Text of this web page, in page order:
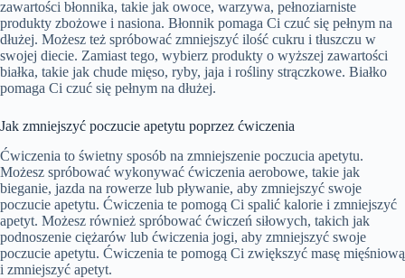
zawartości błonnika, takie jak owoce, warzywa, pełnoziarniste
produkty zbożowe i nasiona. Błonnik pomaga Ci czuć się pełnym na
dłużej. Możesz też spróbować zmniejszyć ilość cukru i tłuszczu w
swojej diecie. Zamiast tego, wybierz produkty o wyższej zawartości
białka, takie jak chude mięso, ryby, jaja i rośliny strączkowe. Białko
pomaga Ci czuć się pełnym na dłużej.
Jak zmniejszyć poczucie apetytu poprzez ćwiczenia
Ćwiczenia to świetny sposób na zmniejszenie poczucia apetytu.
Możesz spróbować wykonywać ćwiczenia aerobowe, takie jak
bieganie, jazda na rowerze lub pływanie, aby zmniejszyć swoje
poczucie apetytu. Ćwiczenia te pomogą Ci spalić kalorie i zmniejszyć
apetyt. Możesz również spróbować ćwiczeń siłowych, takich jak
podnoszenie ciężarów lub ćwiczenia jogi, aby zmniejszyć swoje
poczucie apetytu. Ćwiczenia te pomogą Ci zwiększyć masę mięśniową
i zmniejszyć apetyt.